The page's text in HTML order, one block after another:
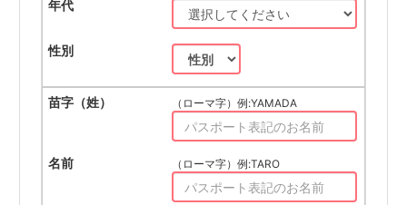
（ローマ字）例:YAMADA
（ローマ字）例:TARO